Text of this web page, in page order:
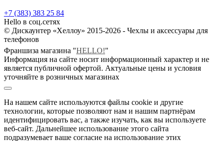
+7 (383) 383 25 84
Hello в соц.сетях
© Дискаунтер «Хеллоу» 2015-2026 - Чехлы и аксессуары для
телефонов
Франшиза магазина "HELLO!"
Информация на сайте носит информационный характер и не
является публичной офертой. Актуальные цены и условия
уточняйте в розничных магазинах
На нашем сайте используются файлы cookie и другие
технологии, которые позволяют нам и нашим партнёрам
идентифицировать вас, а также изучать, как вы используете
веб-сайт. Дальнейшее использование этого сайта
подразумевает ваше согласие на использование этих